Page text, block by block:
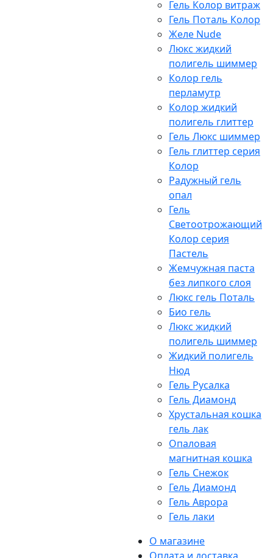
Гель Колор витраж
Гель Поталь Колор
Желе Nude
Люкс жидкий
полигель шиммер
Колор гель
перламутр
Колор жидкий
полигель глиттер
Гель Люкс шиммер
Гель глиттер серия
Колор
Радужный гель
опал
Гель
Светоотрожающий
Колор серия
Пастель
Жемчужная паста
без липкого слоя
Люкс гель Поталь
Био гель
Люкс жидкий
полигель шиммер
Жидкий полигель
Нюд
Гель Русалка
Гель Диамонд
Хрустальная кошка
гель лак
Опаловая
магнитная кошка
Гель Снежок
Гель Диамонд
Гель Аврора
Гель лаки
О магазине